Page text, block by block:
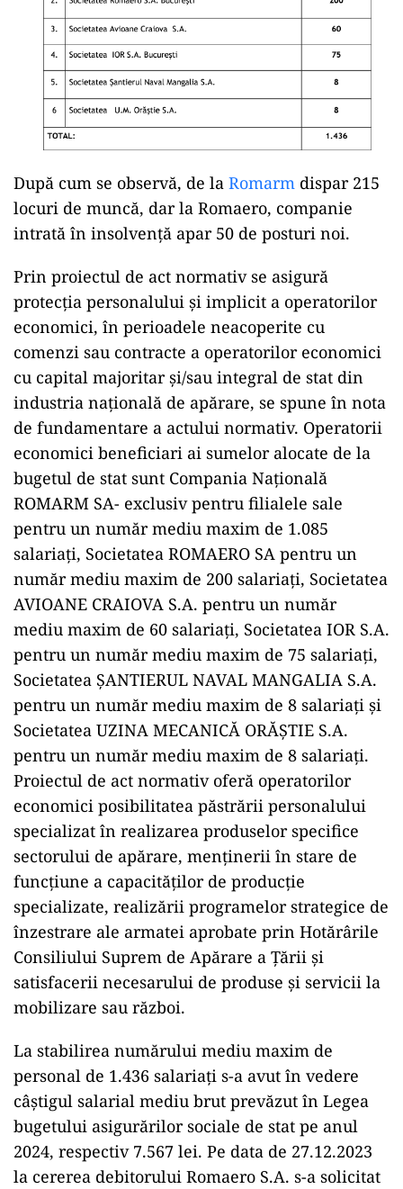
După cum se observă, de la Romarm dispar 215
locuri de muncă, dar la Romaero, companie
intrată în insolvență apar 50 de posturi noi.
Prin proiectul de act normativ se asigură
protecția personalului și implicit a operatorilor
economici, în perioadele neacoperite cu
comenzi sau contracte a operatorilor economici
cu capital majoritar și/sau integral de stat din
industria națională de apărare, se spune în nota
de fundamentare a actului normativ. Operatorii
economici beneficiari ai sumelor alocate de la
bugetul de stat sunt Compania Națională
ROMARM SA- exclusiv pentru filialele sale
pentru un număr mediu maxim de 1.085
salariați, Societatea ROMAERO SA pentru un
număr mediu maxim de 200 salariați, Societatea
AVIOANE CRAIOVA S.A. pentru un număr
mediu maxim de 60 salariați, Societatea IOR S.A.
pentru un număr mediu maxim de 75 salariați,
Societatea ȘANTIERUL NAVAL MANGALIA S.A.
pentru un număr mediu maxim de 8 salariați și
Societatea UZINA MECANICĂ ORĂȘTIE S.A.
pentru un număr mediu maxim de 8 salariați.
Proiectul de act normativ oferă operatorilor
economici posibilitatea păstrării personalului
specializat în realizarea produselor specifice
sectorului de apărare, menținerii în stare de
funcțiune a capacităților de producție
specializate, realizării programelor strategice de
înzestrare ale armatei aprobate prin Hotărârile
Consiliului Suprem de Apărare a Țării și
satisfacerii necesarului de produse și servicii la
mobilizare sau război.
La stabilirea numărului mediu maxim de
personal de 1.436 salariați s-a avut în vedere
câștigul salarial mediu brut prevăzut în Legea
bugetului asigurărilor sociale de stat pe anul
2024, respectiv 7.567 lei. Pe data de 27.12.2023
la cererea debitorului Romaero S.A. s-a solicitat